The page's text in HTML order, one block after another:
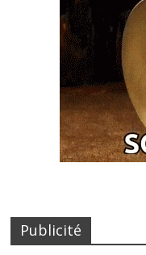
Publicité